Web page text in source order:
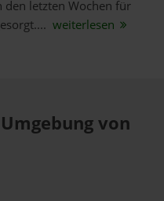
den letzten Wochen für
weiterlesen
von